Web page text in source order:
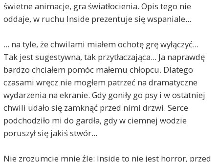
świetne animacje, gra światłocienia. Opis tego nie
oddaje, w ruchu Inside prezentuje się wspaniale...
... na tyle, że chwilami miałem ochotę grę wyłączyć...
Tak jest sugestywna, tak przytłaczająca... Ja naprawdę
bardzo chciałem pomóc małemu chłopcu. Dlatego
czasami wręcz nie mogłem patrzeć na dramatyczne
wydarzenia na ekranie. Gdy goniły go psy i w ostatniej
chwili udało się zamknąć przed nimi drzwi. Serce
podchodziło mi do gardła, gdy w ciemnej wodzie
poruszył się jakiś stwór...
Nie zrozumcie mnie źle: Inside to nie jest horror, przed